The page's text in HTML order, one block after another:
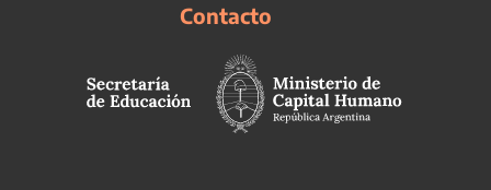
Contacto